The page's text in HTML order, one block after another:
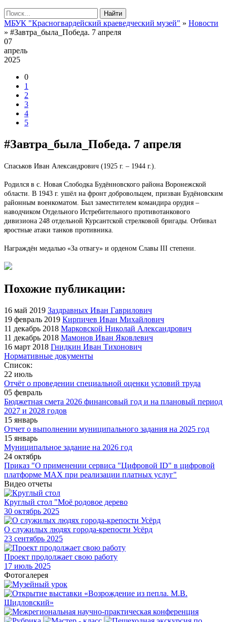
Найти
МБУК "Красногвардейский краеведческий музей" » Новости
» #Завтра_была_Победа. 7 апреля
07
апрель
2025
0
1
2
3
4
5
#Завтра_была_Победа. 7 апреля
Спаськов Иван Александрович (1925 г. – 1944 г.).
Родился в с. Новая Слободка Будённовского района Воронежской
области. В 1943 г. ушёл на фронт добровольцем, призван Будёновским
районным военкоматом. Был заместителем командира орудия –
наводчиком Отдельного Истребительного противотанкового
дивизиона 248 отдельной Курсантской стрелковой бригады. Отбивал
яростные атаки танков противника.
Награждён медалью «За отвагу» и орденом Славы III степени.
Похожие публикации:
16 май 2019 Заздравных Иван Гаврилович
19 февраль 2019 Кирпичев Иван Михайлович
11 декабрь 2018 Марковской Николай Александрович
11 декабрь 2018 Мамонов Иван Яковлевич
16 март 2018 Гнидкин Иван Тихонович
Нормативные документы
Список:
22 июль
Отчёт о проведении специальной оценки условий труда
05 февраль
Бюджетная смета 2026 финансовый год и на плановый период
2027 и 2028 годов
15 январь
Отчет о выполнении муниципального задания на 2025 год
15 январь
Муниципальное задание на 2026 год
24 октябрь
Приказ "О применении сервиса "Цифровой ID" в цифровой
платформе МАХ при реализации платных услуг"
Видео отчеты
Круглый стол "Моё родовое дерево
30 октябрь 2025
О служилых людях города-крепости Усёрд
23 сентябрь 2025
Проект продолжает свою работу
17 июль 2025
Фотогалерея